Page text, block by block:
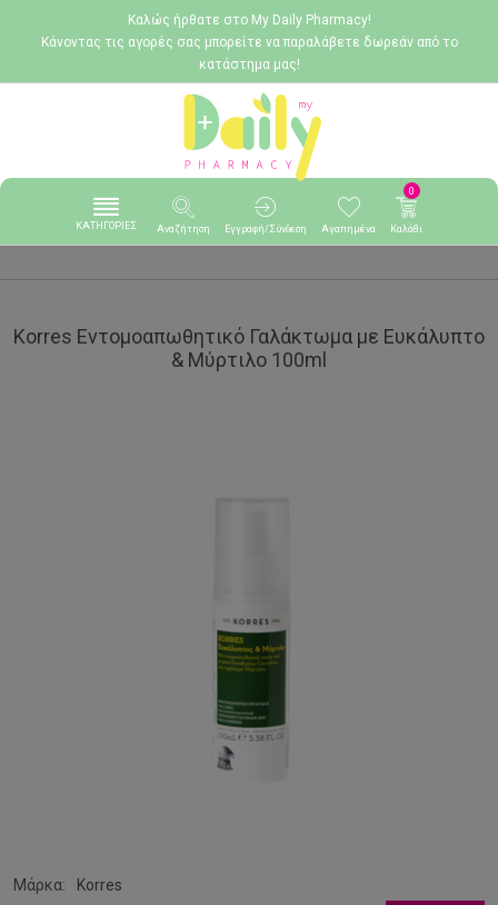
Καλώς ήρθατε στο My Daily Pharmacy!
Κάνοντας τις αγορές σας μπορείτε να παραλάβετε δωρεάν από το
κατάστημα μας!
ΚΑΤΗΓΟΡΙΕΣ Αναζήτηση Εγγραφή/Σύνδεση Αγαπημένα
0
Καλάθι
Korres Εντομοαπωθητικό Γαλάκτωμα με Ευκάλυπτο
& Μύρτιλο 100ml
Μάρκα: Korres